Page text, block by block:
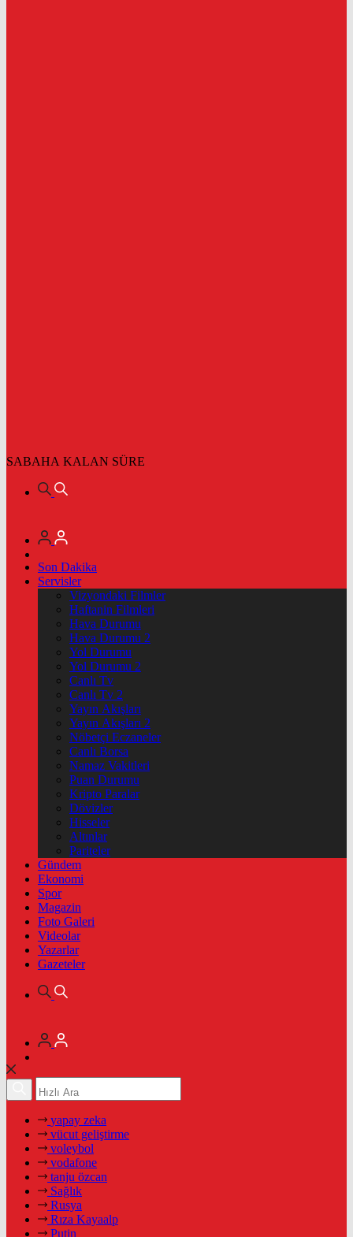
SABAHA KALAN SÜRE
Son Dakika
Servisler
Vizyondaki Filmler
Haftanin Filmleri
Hava Durumu
Hava Durumu 2
Yol Durumu
Yol Durumu 2
Canlı Tv
Canlı Tv 2
Yayın Akışları
Yayın Akışları 2
Nöbetçi Eczaneler
Canlı Borsa
Namaz Vakitleri
Puan Durumu
Kripto Paralar
Dövizler
Hisseler
Altınlar
Pariteler
Gündem
Ekonomi
Spor
Magazin
Foto Galeri
Videolar
Yazarlar
Gazeteler
yapay zeka
vücut geliştirme
voleybol
vodafone
tanju özcan
Sağlık
Rusya
Rıza Kayaalp
Putin